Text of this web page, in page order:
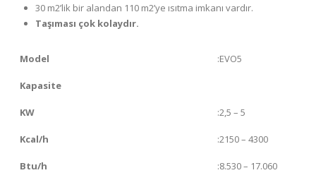
30 m2’lik bir alandan 110 m2’ye ısıtma imkanı vardır.
Taşıması çok kolaydır.
Model :EVO5
Kapasite
KW :2,5 – 5
Kcal/h :2150 – 4300
Btu/h :8.530 – 17.060